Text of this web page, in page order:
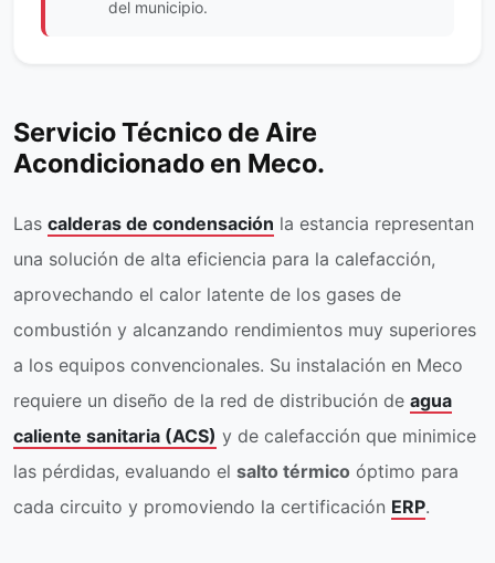
del municipio.
Servicio Técnico de Aire
Acondicionado en Meco.
Las calderas de condensación la estancia representan
una solución de alta eficiencia para la calefacción,
aprovechando el calor latente de los gases de
combustión y alcanzando rendimientos muy superiores
a los equipos convencionales. Su instalación en Meco
requiere un diseño de la red de distribución de agua
caliente sanitaria (ACS) y de calefacción que minimice
las pérdidas, evaluando el salto térmico óptimo para
cada circuito y promoviendo la certificación ERP.